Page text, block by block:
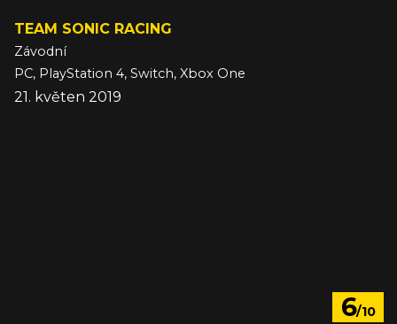
TEAM SONIC RACING
Závodní
PC, PlayStation 4, Switch, Xbox One
21. květen 2019
6/10